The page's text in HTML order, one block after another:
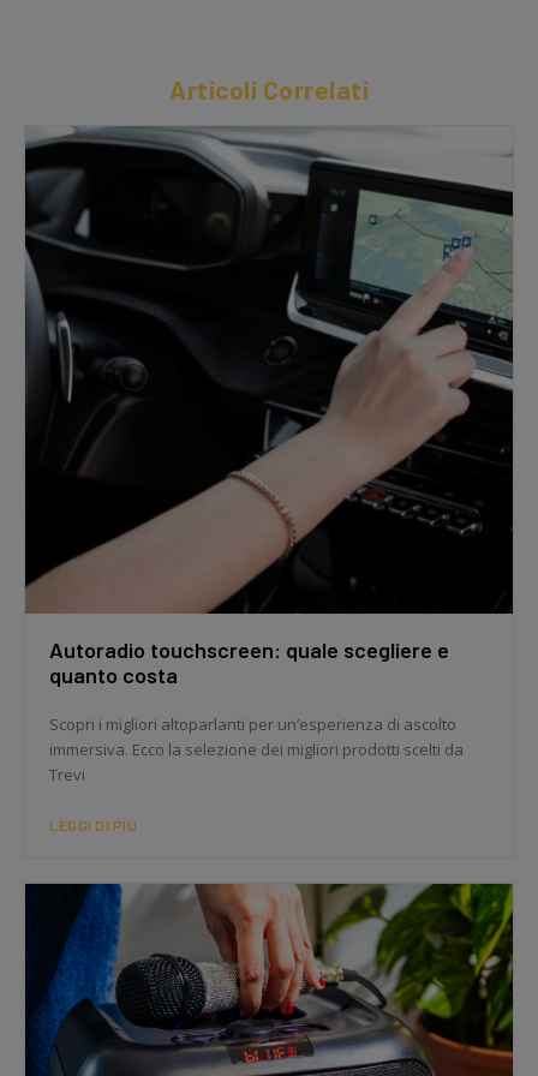
Articoli Correlati
Autoradio touchscreen: quale scegliere e
quanto costa
Scopri i migliori altoparlanti per un’esperienza di ascolto
immersiva. Ecco la selezione dei migliori prodotti scelti da
Trevi
LEGGI DI PIÙ